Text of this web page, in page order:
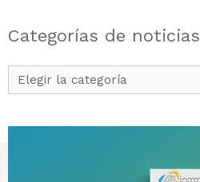
Categorías de noticias
Categorías
de